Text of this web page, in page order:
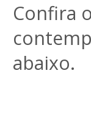
Confira
abaixo.